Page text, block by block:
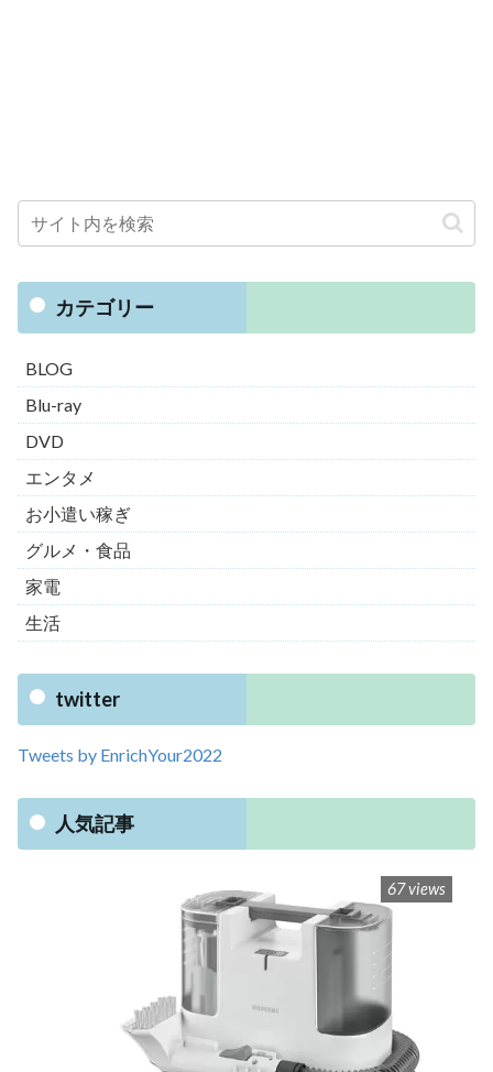
カテゴリー
BLOG
Blu-ray
DVD
エンタメ
お小遣い稼ぎ
グルメ・食品
家電
生活
twitter
Tweets by EnrichYour2022
人気記事
67 views